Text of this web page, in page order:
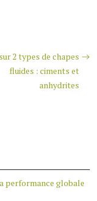
2 types de chapes
fluides : ciments et
anhydrites
performance globale